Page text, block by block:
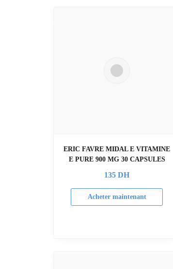
ERIC FAVRE MIDAL E VITAMINE
E PURE 900 MG 30 CAPSULES
135 DH
Acheter maintenant